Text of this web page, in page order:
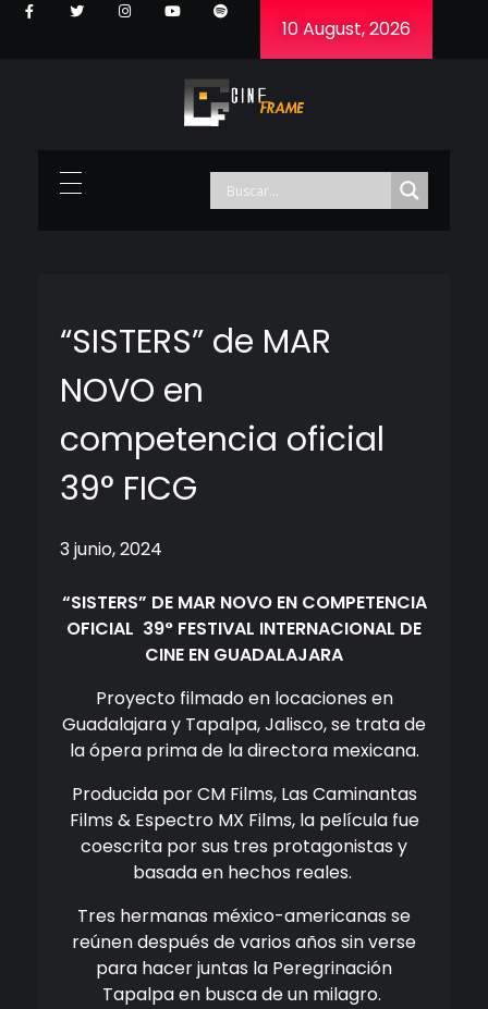
10 August, 2026
“SISTERS” de MAR
NOVO en
competencia oficial
39° FICG
3 junio, 2024
“SISTERS” DE MAR NOVO EN COMPETENCIA
OFICIAL 39° FESTIVAL INTERNACIONAL DE
CINE EN GUADALAJARA
Proyecto filmado en locaciones en
Guadalajara y Tapalpa, Jalisco, se trata de
la ópera prima de la directora mexicana.
Producida por CM Films, Las Caminantas
Films & Espectro MX Films, la película fue
coescrita por sus tres protagonistas y
basada en hechos reales.
Tres hermanas méxico-americanas se
reúnen después de varios años sin verse
para hacer juntas la Peregrinación
Tapalpa en busca de un milagro.